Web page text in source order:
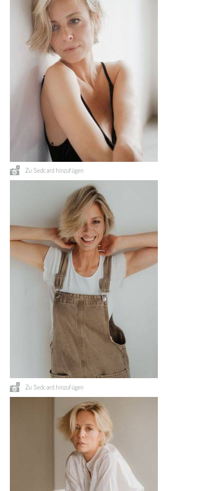
Zu Sedcard hinzufügen
Zu Sedcard hinzufügen